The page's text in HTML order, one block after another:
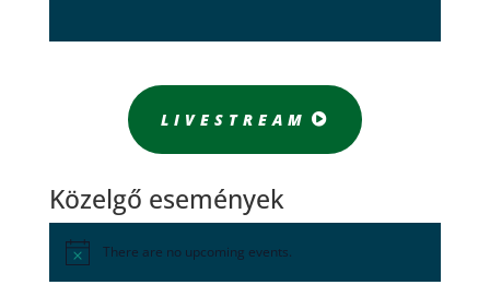
LIVESTREAM
Közelgő események
There are no upcoming events.